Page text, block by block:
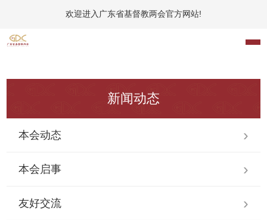
欢迎进入广东省基督教两会官方网站!
新闻动态
本会动态
本会启事
友好交流